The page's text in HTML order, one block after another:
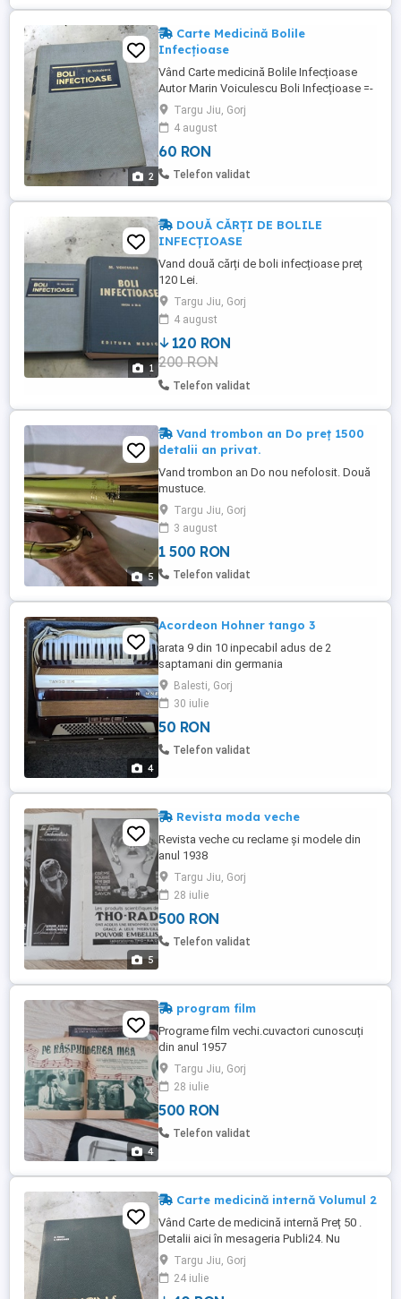
2
Carte Medicină Bolile
Infecțioase
Vând Carte medicină Bolile Infecțioase
Autor Marin Voiculescu Boli Infecțioase =-
PRET60 LEI Toate paginile sunt bune și
întregi. Trimit și prin posta romana
Targu Jiu, Gorj
4 august
60 RON
Telefon validat
1
DOUĂ CĂRȚI DE BOLILE
INFECȚIOASE
Vand două cărți de boli infecțioase preț
120 Lei.
Targu Jiu, Gorj
4 august
120 RON
200 RON
Telefon validat
5
Vand trombon an Do preț 1500
detalii an privat.
Vand trombon an Do nou nefolosit. Două
mustuce.
Targu Jiu, Gorj
3 august
1 500 RON
Telefon validat
4
Acordeon Hohner tango 3
arata 9 din 10 inpecabil adus de 2
saptamani din germania
Balesti, Gorj
30 iulie
50 RON
Telefon validat
5
Revista moda veche
Revista veche cu reclame și modele din
anul 1938
Targu Jiu, Gorj
28 iulie
500 RON
Telefon validat
4
program film
Programe film vechi.cuvactori cunoscuți
din anul 1957
Targu Jiu, Gorj
28 iulie
500 RON
Telefon validat
Carte medicină internă Volumul 2
Vând Carte de medicină internă Preț 50 .
Detalii aici în mesageria Publi24. Nu
răspund în afara aplicației Publi 24. Toate
paginile sunt bune. Clujul să trăiască..
Targu Jiu, Gorj
24 iulie